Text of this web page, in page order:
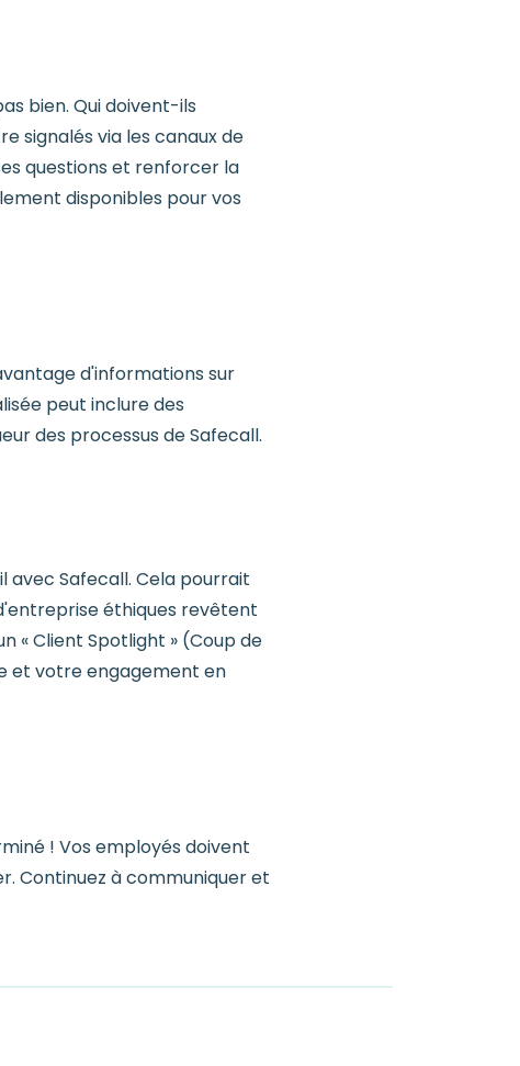
bien. Qui doivent-ils
signalés via les canaux de
questions et renforcer la
disponibles pour vos
d'informations sur
peut inclure des
des processus de Safecall.
avec Safecall. Cela pourrait
éthiques revêtent
« Client Spotlight » (Coup de
et votre engagement en
! Vos employés doivent
Continuez à communiquer et